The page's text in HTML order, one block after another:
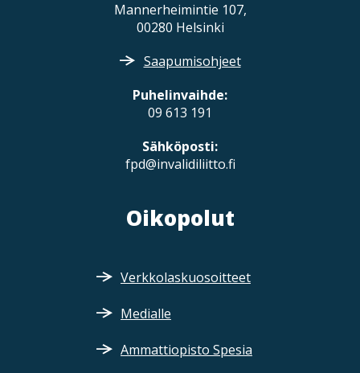
Mannerheimintie 107,
00280 Helsinki
Saapumisohjeet
Puhelinvaihde:
09 613 191
Sähköposti:
fpd@invalidiliitto.fi
Oikopolut
Verkkolaskuosoitteet
Medialle
Ammattiopisto Spesia